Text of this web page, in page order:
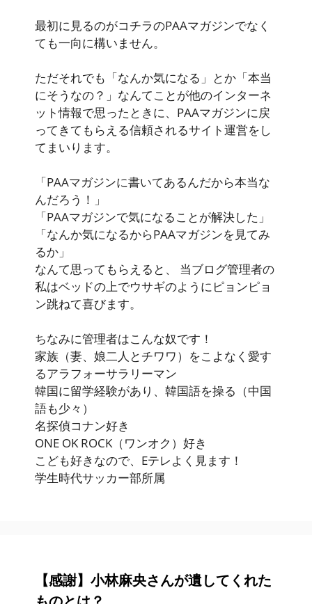
最初に見るのがコチラのPAAマガジンでなく
ても一向に構いません。
ただそれでも「なんか気になる」とか「本当
にそうなの？」なんてことが他のインターネ
ット情報で思ったときに、PAAマガジンに戻
ってきてもらえる信頼されるサイト運営をし
てまいります。
「PAAマガジンに書いてあるんだから本当な
んだろう！」
「PAAマガジンで気になることが解決した」
「なんか気になるからPAAマガジンを見てみ
るか」
なんて思ってもらえると、 当ブログ管理者の
私はベッドの上でウサギのようにピョンピョ
ン跳ねて喜びます。
ちなみに管理者はこんな奴です！
家族（妻、娘二人とチワワ）をこよなく愛す
るアラフォーサラリーマン
韓国に留学経験があり、韓国語を操る（中国
語も少々）
名探偵コナン好き
ONE OK ROCK（ワンオク）好き
こども好きなので、Eテレよく見ます！
学生時代サッカー部所属
【感謝】小林麻央さんが遺してくれた